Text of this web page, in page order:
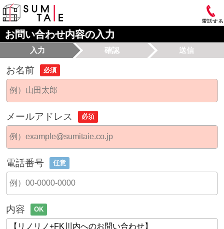
電話する
お問い合わせ内容の入力
入力 確認 送信
お名前 必須
メールアドレス 必須
電話番号 任意
内容 OK